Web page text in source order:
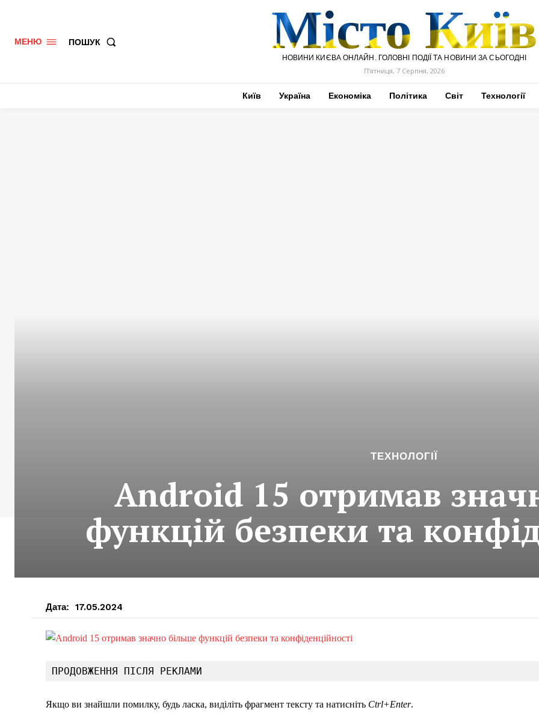
МЕНЮ ПОШУК Місто Київ
НОВИНИ КИЄВА ОНЛАЙН. ГОЛОВНІ ПОДІЇ ТА НОВИНИ ЗА СЬОГОДНІ
П’ятниця, 7 Серпня, 2026
Київ Україна Економіка Політика Світ Технології
ТЕХНОЛОГІЇ
Android 15 отримав
функцій безпеки та
Дата: 17.05.2024
ПРОДОВЖЕННЯ ПІСЛЯ РЕКЛАМИ
Якщо ви знайшли помилку, будь ласка, виділіть фрагмент тексту та натисніть Ctrl+Enter.